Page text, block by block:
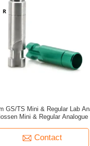
GS/TS Mini & Regular Lab
Mini & Regular Analogue
Contact